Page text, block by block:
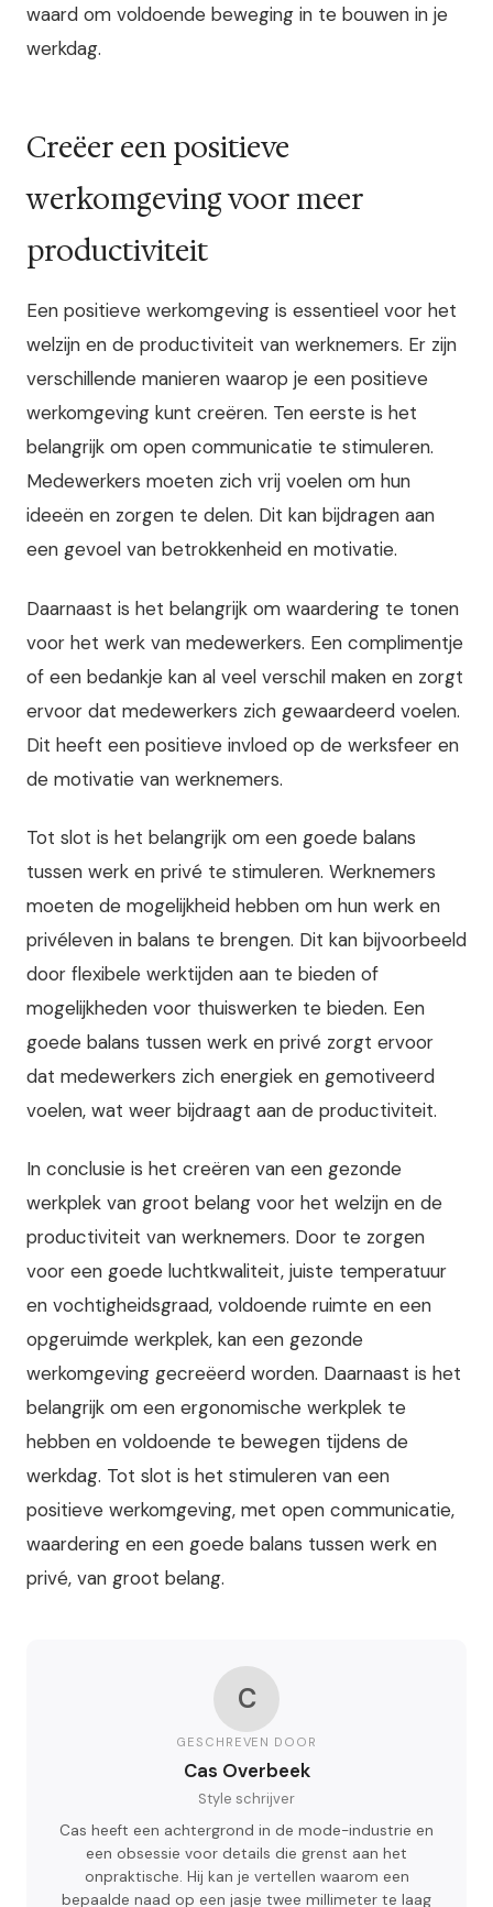
waard om voldoende beweging in te bouwen in je
werkdag.
Creëer een positieve
werkomgeving voor meer
productiviteit
Een positieve werkomgeving is essentieel voor het
welzijn en de productiviteit van werknemers. Er zijn
verschillende manieren waarop je een positieve
werkomgeving kunt creëren. Ten eerste is het
belangrijk om open communicatie te stimuleren.
Medewerkers moeten zich vrij voelen om hun
ideeën en zorgen te delen. Dit kan bijdragen aan
een gevoel van betrokkenheid en motivatie.
Daarnaast is het belangrijk om waardering te tonen
voor het werk van medewerkers. Een complimentje
of een bedankje kan al veel verschil maken en zorgt
ervoor dat medewerkers zich gewaardeerd voelen.
Dit heeft een positieve invloed op de werksfeer en
de motivatie van werknemers.
Tot slot is het belangrijk om een goede balans
tussen werk en privé te stimuleren. Werknemers
moeten de mogelijkheid hebben om hun werk en
privéleven in balans te brengen. Dit kan bijvoorbeeld
door flexibele werktijden aan te bieden of
mogelijkheden voor thuiswerken te bieden. Een
goede balans tussen werk en privé zorgt ervoor
dat medewerkers zich energiek en gemotiveerd
voelen, wat weer bijdraagt aan de productiviteit.
In conclusie is het creëren van een gezonde
werkplek van groot belang voor het welzijn en de
productiviteit van werknemers. Door te zorgen
voor een goede luchtkwaliteit, juiste temperatuur
en vochtigheidsgraad, voldoende ruimte en een
opgeruimde werkplek, kan een gezonde
werkomgeving gecreëerd worden. Daarnaast is het
belangrijk om een ergonomische werkplek te
hebben en voldoende te bewegen tijdens de
werkdag. Tot slot is het stimuleren van een
positieve werkomgeving, met open communicatie,
waardering en een goede balans tussen werk en
privé, van groot belang.
C
GESCHREVEN DOOR
Cas Overbeek
Style schrijver
Cas heeft een achtergrond in de mode-industrie en
een obsessie voor details die grenst aan het
onpraktische. Hij kan je vertellen waarom een
bepaalde naad op een jasje twee millimeter te laag